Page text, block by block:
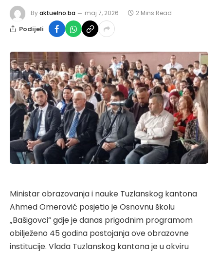
Byaktuelno.ba maj 7, 2026 2 Mins Read
Podijeli
Ministar obrazovanja i nauke Tuzlanskog kantona
Ahmed Omerović posjetio je Osnovnu školu
„Bašigovci“ gdje je danas prigodnim programom
obilježeno 45 godina postojanja ove obrazovne
institucije. Vlada Tuzlanskog kantona je u okviru